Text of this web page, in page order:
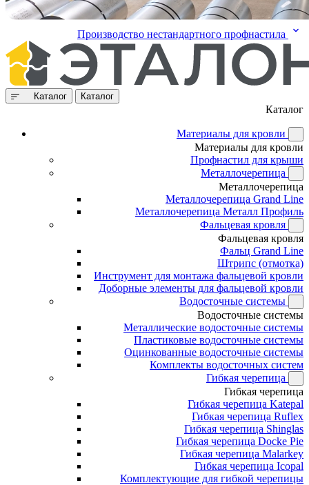
Производство нестандартного профнастила
Каталог Каталог
Каталог
Материалы для кровли
Материалы для кровли
Профнастил для крыши
Металлочерепица
Металлочерепица
Металлочерепица Grand Line
Металлочерепица Металл Профиль
Фальцевая кровля
Фальцевая кровля
Фальц Grand Line
Штрипс (отмотка)
Инструмент для монтажа фальцевой кровли
Доборные элементы для фальцевой кровли
Водосточные системы
Водосточные системы
Металлические водосточные системы
Пластиковые водосточные системы
Оцинкованные водосточные системы
Комплекты водосточных систем
Гибкая черепица
Гибкая черепица
Гибкая черепица Katepal
Гибкая черепица Ruflex
Гибкая черепица Shinglas
Гибкая черепица Docke Pie
Гибкая черепица Malarkey
Гибкая черепица Icopal
Комплектующие для гибкой черепицы